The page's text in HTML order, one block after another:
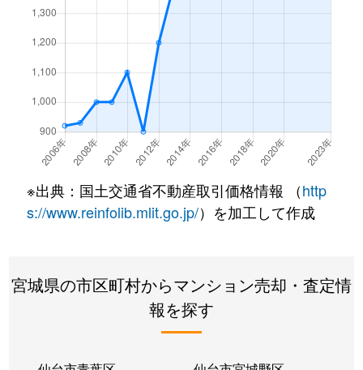
霊屋下
1,400万円
小田原
3,500万円
1,200万円
小田原
2,700万円
東照宮
落合
980万円
陸前落合
折立
770万円
陸前落合
花京院
1,800万円
仙台
2,200万円
花京院
5,200万円
仙台
※出典：国土交通省不動産取引価格情報 （http
s://www.reinfolib.mlit.go.jp/）を加工して作成
宮城県の市区町村からマンション売却・査定情
報を探す